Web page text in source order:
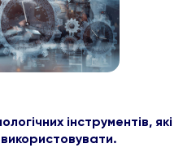
інструментів, які